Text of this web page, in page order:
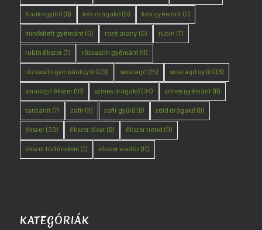
Karikagyűrű(8) kék drágakő(6) kék gyémánt (7)
minősített gyémánt (6) rozé arany (6) rubin (7)
rubin ékszer(7) rózsaszín gyémánt (11)
rózsaszín gyémántgyűrű(9) smaragd (15) smaragd gyűrű(8)
smaragd ékszer(18) színes drágakő(34) színes gyémánt (11)
tanzanit (7) zafír(11) zafír gyűrű(8) zöld drágakő(11)
ékszer(33) ékszer divat (8) ékszer trend (9)
ékszer történelem (7) ékszer viselés(17)
KATEGÓRIÁK